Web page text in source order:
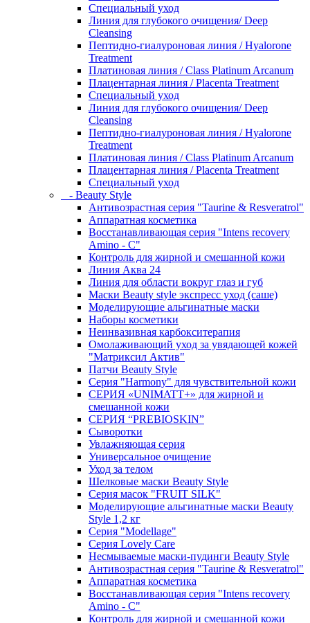
Специальный уход
Линия для глубокого очищения/ Deep
Cleansing
Пептидно-гиалуроновая линия / Hyalorone
Treatment
Платиновая линия / Class Platinum Arcanum
Плацентарная линия / Placenta Treatment
Специальный уход
Линия для глубокого очищения/ Deep
Cleansing
Пептидно-гиалуроновая линия / Hyalorone
Treatment
Платиновая линия / Class Platinum Arcanum
Плацентарная линия / Placenta Treatment
Специальный уход
- Beauty Style
Антивозрастная серия "Taurine & Resveratrol"
Аппаратная косметика
Восстанавливающая серия "Intens recovery
Amino - C"
Контроль для жирной и смешанной кожи
Линия Аква 24
Линия для области вокруг глаз и губ
Маски Beauty style экспресс уход (саше)
Моделирующие альгинатные маски
Наборы косметики
Неинвазивная карбокситерапия
Омолаживающий уход за увядающей кожей
"Матриксил Актив"
Патчи Beauty Style
Серия "Harmony" для чувствительной кожи
СЕРИЯ «UNIMATT+» для жирной и
смешанной кожи
СЕРИЯ “PREBIOSKIN”
Сыворотки
Увлажняющая серия
Универсальное очищение
Уход за телом
Шелковые маски Beauty Style
Серия масок "FRUIT SILK"
Моделирующие альгинатные маски Beauty
Style 1,2 кг
Серия "Modellage"
Cерия Lovely Care
Несмываемые маски-пудинги Beauty Style
Антивозрастная серия "Taurine & Resveratrol"
Аппаратная косметика
Восстанавливающая серия "Intens recovery
Amino - C"
Контроль для жирной и смешанной кожи